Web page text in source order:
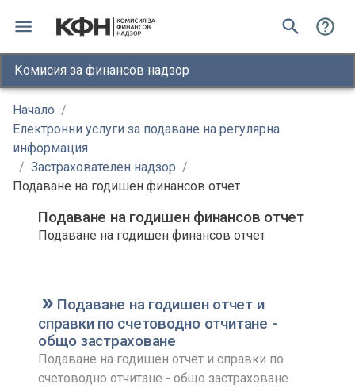
Комисия за финансов надзор
Начало /
Електронни услуги за подаване на регулярна
информация
/ Застрахователен надзор /
Подаване на годишен финансов отчет
Подаване на годишен финансов отчет
Подаване на годишен финансов отчет
Подаване на годишен отчет и
справки по счетоводно отчитане -
общо застраховане
Подаване на годишен отчет и справки по
счетоводно отчитане - общо застраховане